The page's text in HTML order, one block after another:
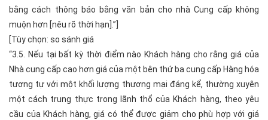
bằng cách thông báo bằng văn bản cho nhà Cung cấp không
muộn hơn [nêu rõ thời hạn].”]
[Tùy chọn: so sánh giá
“3.5. Nếu tại bất kỳ thời điểm nào Khách hàng cho rằng giá của
Nhà cung cấp cao hơn giá của một bên thứ ba cung cấp Hàng hóa
tương tự với một khối lượng thương mại đáng kể, thường xuyên
một cách trung thực trong lãnh thổ của Khách hàng, theo yêu
cầu của Khách hàng, giá có thể được giảm cho phù hợp với giá